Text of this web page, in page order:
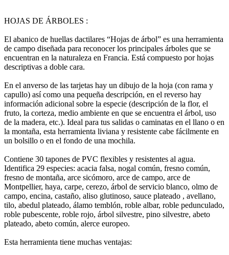
HOJAS DE ÁRBOLES :
El abanico de huellas dactilares “Hojas de árbol” es una herramienta
de campo diseñada para reconocer los principales árboles que se
encuentran en la naturaleza en Francia. Está compuesto por hojas
descriptivas a doble cara.
En el anverso de las tarjetas hay un dibujo de la hoja (con rama y
capullo) así como una pequeña descripción, en el reverso hay
información adicional sobre la especie (descripción de la flor, el
fruto, la corteza, medio ambiente en que se encuentra el árbol, uso
de la madera, etc.). Ideal para tus salidas o caminatas en el llano o en
la montaña, esta herramienta liviana y resistente cabe fácilmente en
un bolsillo o en el fondo de una mochila.
Contiene 30 tapones de PVC flexibles y resistentes al agua.
Identifica 29 especies: acacia falsa, nogal común, fresno común,
fresno de montaña, arce sicómoro, arce de campo, arce de
Montpellier, haya, carpe, cerezo, árbol de servicio blanco, olmo de
campo, encina, castaño, aliso glutinoso, sauce plateado , avellano,
tilo, abedul plateado, álamo temblón, roble albar, roble pedunculado,
roble pubescente, roble rojo, árbol silvestre, pino silvestre, abeto
plateado, abeto común, alerce europeo.
Esta herramienta tiene muchas ventajas: